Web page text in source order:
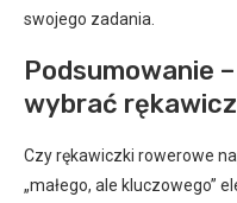
swojego zadania.
Podsumowanie
wybrać
Czy rękawiczki rowerowe
„małego, ale kluczowego”